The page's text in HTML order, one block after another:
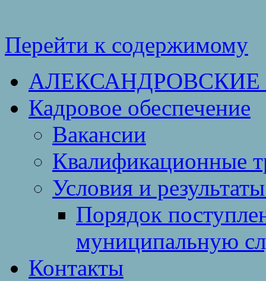
Перейти к содержимому
АЛЕКСАНДРОВСКИЕ
Кадровое обеспечение
Вакансии
Квалификационные
Условия и
Порядок
муниципальную
Контакты